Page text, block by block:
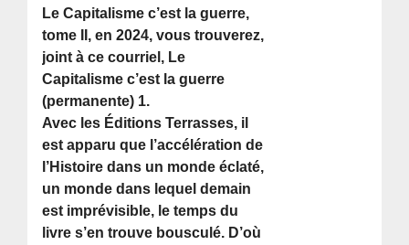
Le Capitalisme c’est la guerre,
tome II, en 2024, vous trouverez,
joint à ce courriel, Le
Capitalisme c’est la guerre
(permanente) 1.
Avec les Éditions Terrasses, il
est apparu que l’accélération de
l’Histoire dans un monde éclaté,
un monde dans lequel demain
est imprévisible, le temps du
livre s’en trouve bousculé. D’où